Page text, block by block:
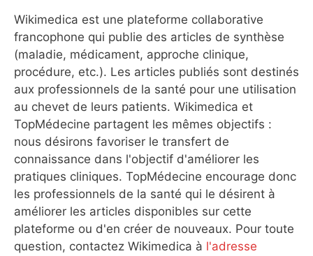
Wikimedica est une plateforme collaborative
francophone qui publie des articles de synthèse
(maladie, médicament, approche clinique,
procédure, etc.). Les articles publiés sont destinés
aux professionnels de la santé pour une utilisation
au chevet de leurs patients. Wikimedica et
TopMédecine partagent les mêmes objectifs :
nous désirons favoriser le transfert de
connaissance dans l'objectif d'améliorer les
pratiques cliniques. TopMédecine encourage donc
les professionnels de la santé qui le désirent à
améliorer les articles disponibles sur cette
plateforme ou d'en créer de nouveaux. Pour toute
question, contactez Wikimedica à l'adresse